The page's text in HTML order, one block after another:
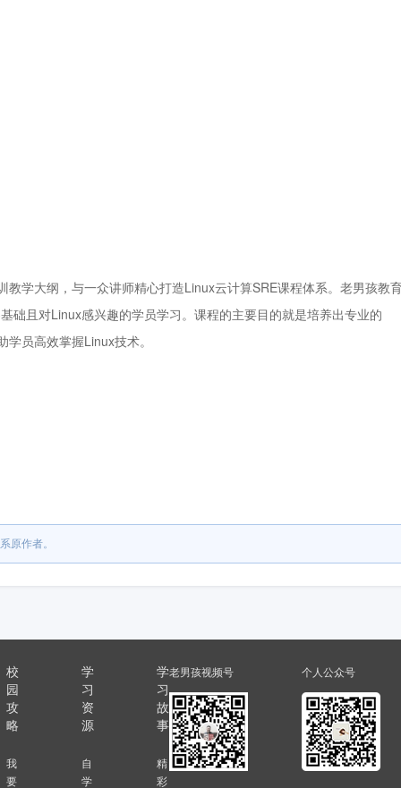
大纲，与一众讲师精心打造Linux云计算SRE课程体系。老男孩教
础且对Linux感兴趣的学员学习。课程的主要目的就是培养出专业的
员高效掌握Linux技术。
原作者。
校
园
攻
略
我
要
学
习
资
源
自
学
学
习
故
事
精
彩
老男孩视频号 个人公众号